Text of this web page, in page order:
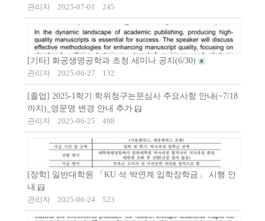
관리자
2025-07-01 245
[기타] 화공생명공학과 초청 세미나 공지(6/30)
관리자
2025-06-27 132
[졸업] 2025-1학기 학위청구논문심사 주요사항 안내(~7/18
까지)_영문명 변경 안내 추가
관리자
2025-06-25 498
[장학] 일반대학원 「KU 석·박연계 입학장학금」 시행 안
내
관리자
2025-06-24 523